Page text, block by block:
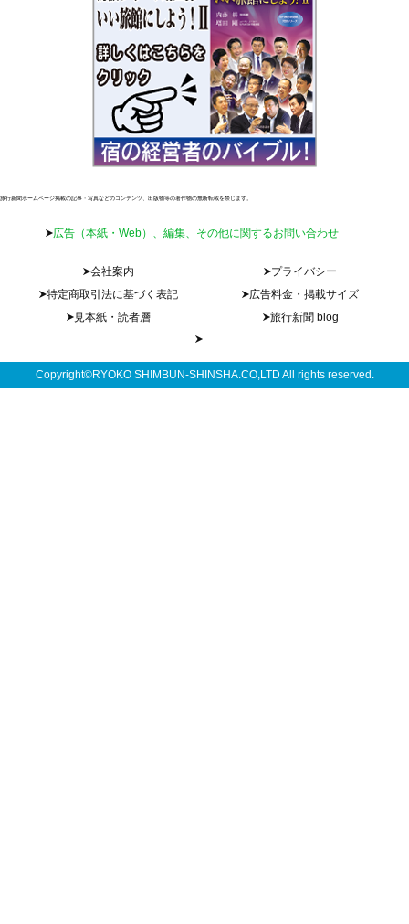
旅行新聞ホームページ掲載の記事・写真などのコンテンツ、出版物等の著作物の無断転載を禁じます。
広告（本紙・Web）、編集、その他に関するお問い合わせ
会社案内
プライバシー
特定商取引法に基づく表記
広告料金・掲載サイズ
見本紙・読者層
旅行新聞 blog
Copyright©RYOKO SHIMBUN-SHINSHA.CO,LTD All rights reserved.